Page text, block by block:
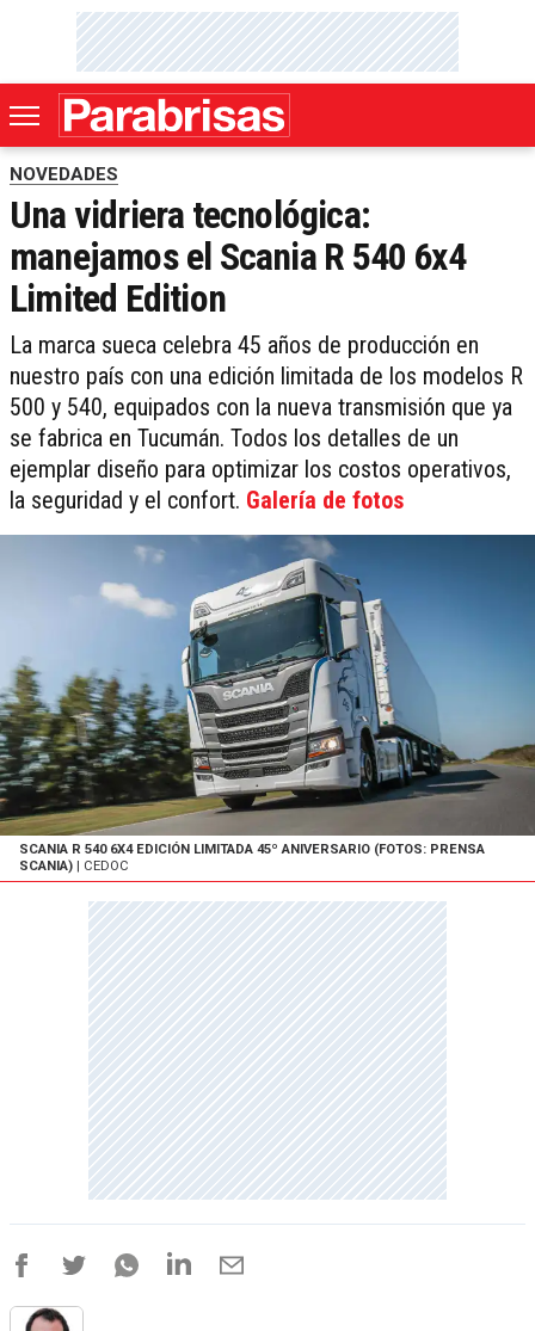
NOVEDADES
Una vidriera tecnológica:
manejamos el Scania R 540 6x4
Limited Edition
La marca sueca celebra 45 años de producción en
nuestro país con una edición limitada de los modelos R
500 y 540, equipados con la nueva transmisión que ya
se fabrica en Tucumán. Todos los detalles de un
ejemplar diseño para optimizar los costos operativos,
la seguridad y el confort. Galería de fotos
SCANIA R 540 6X4 EDICIÓN LIMITADA 45º ANIVERSARIO (FOTOS: PRENSA
SCANIA) | CEDOC